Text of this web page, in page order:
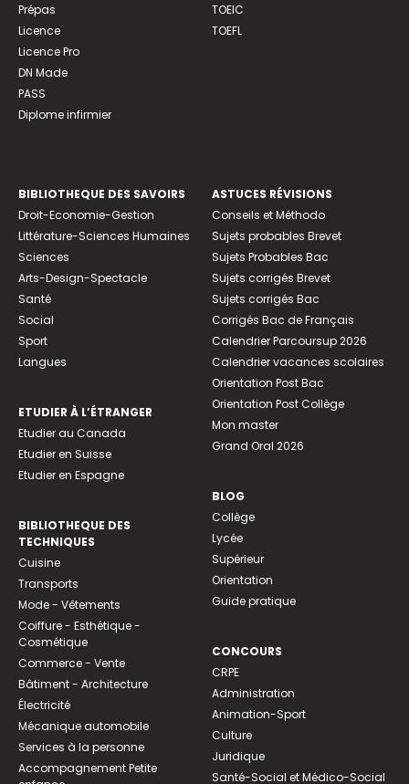
Prépas
Licence
Licence Pro
DN Made
PASS
Diplome infirmier
TOEIC
TOEFL
BIBLIOTHEQUE DES SAVOIRS
Droit-Economie-Gestion
Littérature-Sciences Humaines
Sciences
Arts-Design-Spectacle
Santé
Social
Sport
Langues
ETUDIER À L’ÉTRANGER
Etudier au Canada
Etudier en Suisse
Etudier en Espagne
BIBLIOTHEQUE DES
TECHNIQUES
Cuisine
Transports
Mode - Vêtements
Coiffure - Esthétique -
Cosmétique
Commerce - Vente
Bâtiment - Architecture
Électricité
Mécanique automobile
Services à la personne
Accompagnement Petite
ASTUCES RÉVISIONS
Conseils et Méthodo
Sujets probables Brevet
Sujets Probables Bac
Sujets corrigés Brevet
Sujets corrigés Bac
Corrigés Bac de Français
Calendrier Parcoursup 2026
Calendrier vacances scolaires
Orientation Post Bac
Orientation Post Collège
Mon master
Grand Oral 2026
BLOG
Collège
Lycée
Supérieur
Orientation
Guide pratique
CONCOURS
CRPE
Administration
Animation-Sport
Culture
Juridique
Santé-Social et Médico-Social